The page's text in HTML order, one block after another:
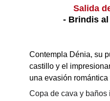
Salida
- Brindis
Contempla Dénia, su
castillo y el
una evasión romántica
Copa de cava y baños